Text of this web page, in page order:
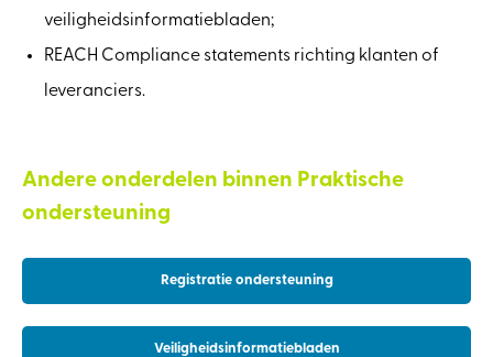
veiligheidsinformatiebladen;
REACH Compliance statements richting klanten of
leveranciers.
Andere onderdelen binnen Praktische
ondersteuning
Registratie ondersteuning
Veiligheidsinformatiebladen